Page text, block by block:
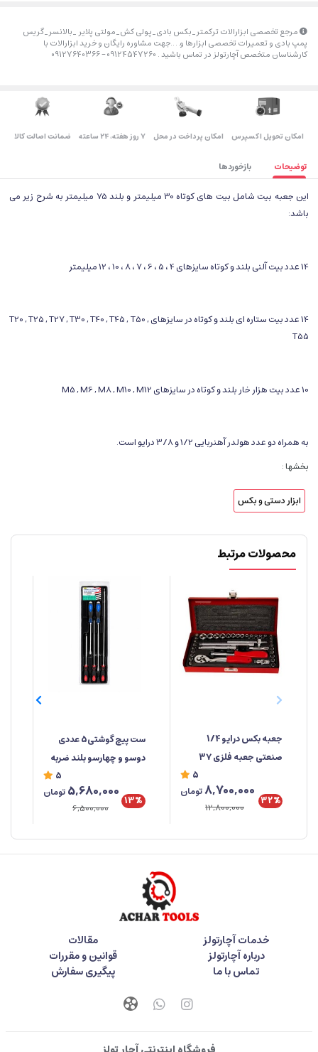
مرجع تخصصی ابزارالات ترکمتر_بکس بادی_پولی کش_مولتی پلایر _بالانسر_گریس
پمپ بادی و تعمیرات تخصصی ابزارها و….جهت مشاوره رایگان و خرید ابزارالات با
کارشناسان متخصص آچارتولز در تماس باشید . 09124547260 – 09127640366
اﻣﮑﺎن ﺗﺤﻮﯾﻞ اﮐﺴﭙﺮس امکان پرداخت در محل ۷ روز ﻫﻔﺘﻪ، ۲۴ ﺳﺎﻋﺘﻪ ضمانت اصالت کالا
توضیحات بازخوردها
این جعبه بیت شامل بیت های کوتاه 30 میلیمتر و بلند 75 میلیمتر به شرح زیر می
باشد:
14 عدد بیت آلنی بلند و کوتاه سایزهای 4 ، 5 ، 6 ، 7 ، 8 ، 10 ، 12 میلیمتر
14 عدد بیت ستاره ای بلند و کوتاه در سایزهای T20 , T25 , T27 , T30 , T40 , T45 , T50 ,
T55
10 عدد بیت هزار خار بلند و کوتاه در سایزهای M5 , M6 , M8 , M10 , M12
به همراه دو عدد هولدر آهنربایی 1/2 و 3/8 درایو است.
بخشها :
ابزار دستی و بکس
محصولات مرتبط
جعبه‌ بکس درایو 1/4
صنعتی جعبه فلزی ۳۷
5
32%
8,700,000تومان
12,800,000
ست پیچ گوشتی5 عددی
دوسو و چهارسو بلند ضربه
خور برند راهسول ساخت
تایوان
5
13%
5,680,000تومان
6,500,000
خدمات آچارتولز
مقالات
درباره آچارتولز
قوانین و مقررات
تماس با ما
پیگیری سفارش